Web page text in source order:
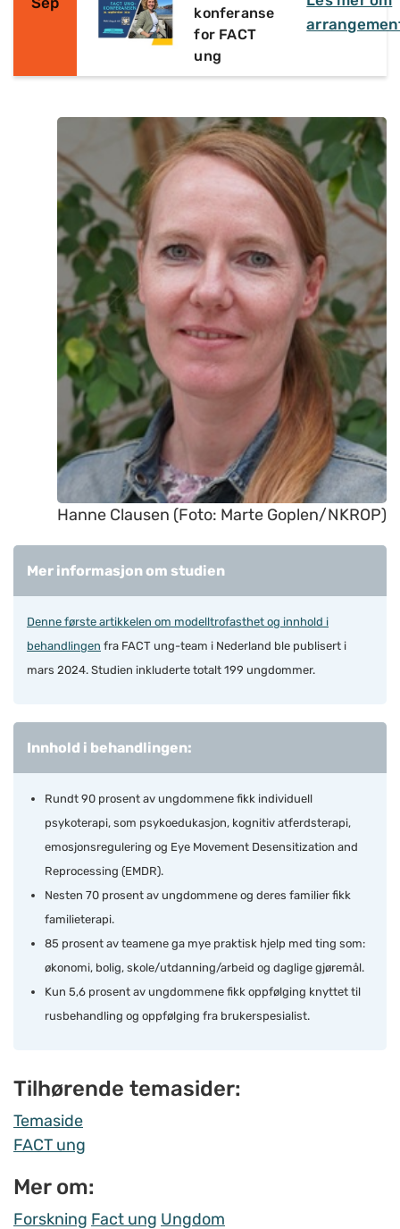
konferanse
for FACT
ung
Hanne Clausen (Foto: Marte Goplen/NKROP)
Mer informasjon om studien
Denne første artikkelen om modelltrofasthet og innhold i
behandlingen fra FACT ung-team i Nederland ble publisert i
mars 2024. Studien inkluderte totalt 199 ungdommer.
Innhold i behandlingen:
Rundt 90 prosent av ungdommene fikk individuell
psykoterapi, som psykoedukasjon, kognitiv atferdsterapi,
emosjonsregulering og Eye Movement Desensitization and
Reprocessing (EMDR).
Nesten 70 prosent av ungdommene og deres familier fikk
familieterapi.
85 prosent av teamene ga mye praktisk hjelp med ting som:
økonomi, bolig, skole/utdanning/arbeid og daglige gjøremål.
Kun 5,6 prosent av ungdommene fikk oppfølging knyttet til
rusbehandling og oppfølging fra brukerspesialist.
Tilhørende temasider:
Temaside
FACT ung
Mer om:
Forskning Fact ung Ungdom